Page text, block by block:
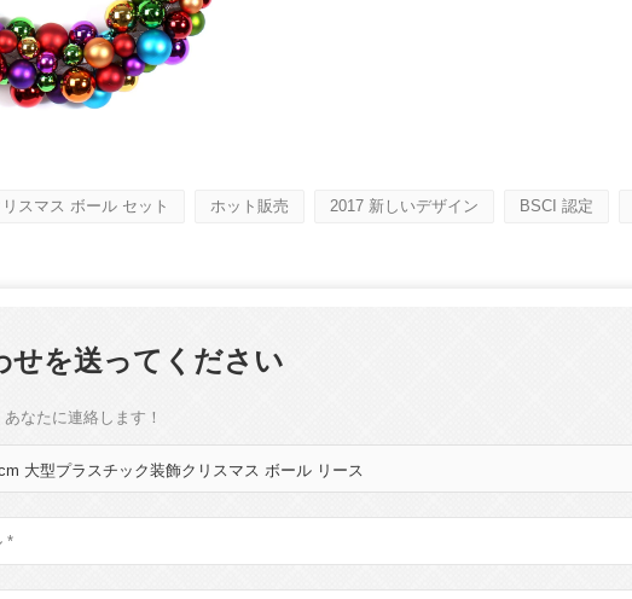
植毛サンタ vs ブローモールド サンタ vs インフレータブル サンタ: 2026 年版完全購入者ガイド
てきています。ビ
ンフレータブルデ
スタイルが異なる
ーシーズンの売
ハロウィン用に人工カボチャを飾る方法: フェイク、フォーム、セラミックのスタイルの完全ガイド
リスマス ボール セット ホット販売 2017 新しいデザイン BSCI 認定
せを送ってください
なたに連絡します！
大型プラスチック装飾クリスマス ボール リース